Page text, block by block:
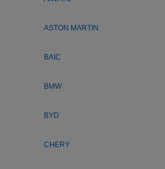
ASTON MARTIN
BAIC
BMW
BYD
CHERY